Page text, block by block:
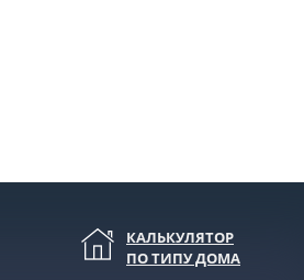
КАЛЬКУЛЯТОР
ПО ТИПУ ДОМА